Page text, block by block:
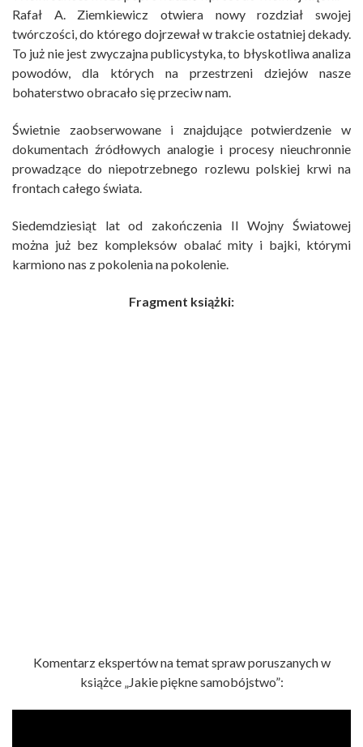
Rafał A. Ziemkiewicz otwiera nowy rozdział swojej
twórczości, do którego dojrzewał w trakcie ostatniej dekady.
To już nie jest zwyczajna publicystyka, to błyskotliwa analiza
powodów, dla których na przestrzeni dziejów nasze
bohaterstwo obracało się przeciw nam.
Świetnie zaobserwowane i znajdujące potwierdzenie w
dokumentach źródłowych analogie i procesy nieuchronnie
prowadzące do niepotrzebnego rozlewu polskiej krwi na
frontach całego świata.
Siedemdziesiąt lat od zakończenia II Wojny Światowej
można już bez kompleksów obalać mity i bajki, którymi
karmiono nas z pokolenia na pokolenie.
Fragment książki:
Komentarz ekspertów na temat spraw poruszanych w
książce „Jakie piękne samobójstwo”: